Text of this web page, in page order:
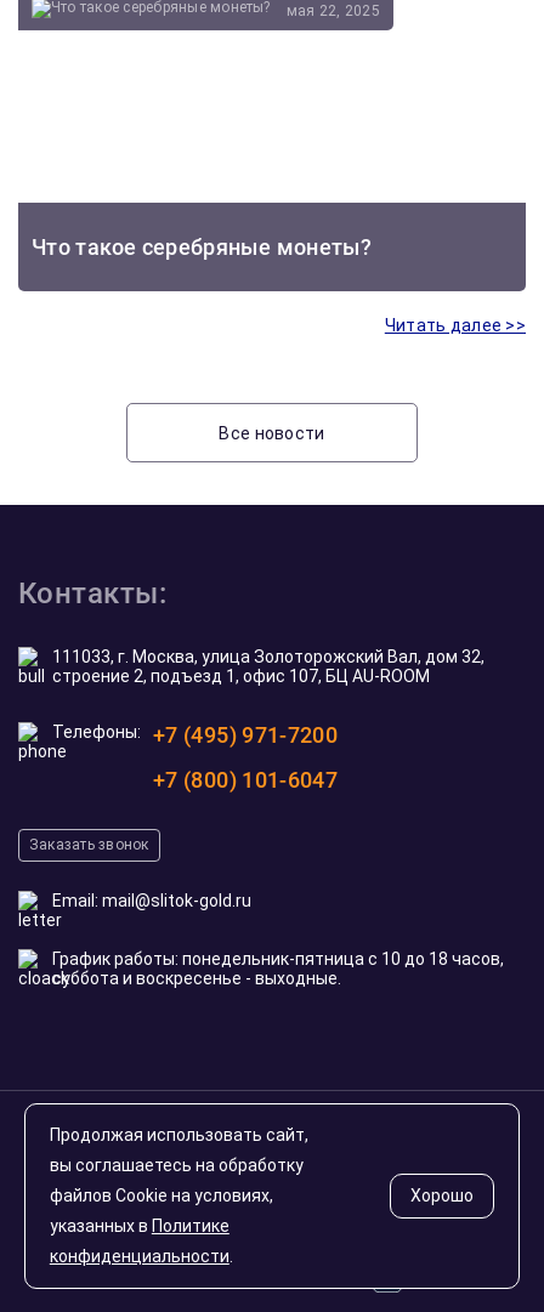
Что такое серебряные монеты?
мая 22, 2025
Читать далее >>
Все новости
Контакты:
111033, г. Москва, улица Золоторожский Вал, дом 32,
строение 2, подъезд 1, офис 107, БЦ AU-ROOM
Телефоны:
+7 (495) 971-7200
+7 (800) 101-6047
Заказать звонок
Email: mail@slitok-gold.ru
График работы: понедельник-пятница с 10 до 18 часов,
суббота и воскресенье - выходные.
Инвестиционные монеты России
Карта сайта
Продолжая использовать сайт,
вы соглашаетесь на обработку
файлов Cookie на условиях,
указанных в Политике
конфиденциальности
Хорошо